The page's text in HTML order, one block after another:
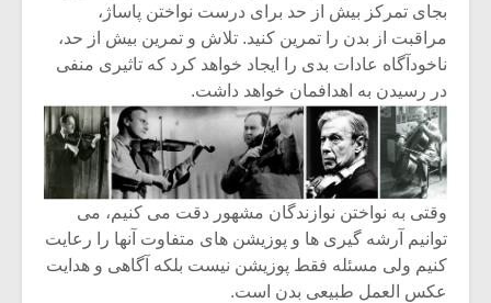
بجای تمرکز بیش از حد برای درست نواختن پاساژ،
مراقبت از بدن را تمرین کنید. تلاش و تمرین بیش از حد،
ناخودآگاه عادات بدی را ایجاد خواهد کرد که تاثیری منفی
در رسیدن به اهدافمان خواهد داشت.
وقتی به نواختن نوازندگان مشهور دقت می کنیم، می
توانیم آرشه گیری ها و پوزیشن های متفاوت آنها را رعایت
کنیم ولی مسئله فقط پوزیشن نیست بلکه آگاهی و هدایت
عکس العمل طبیعی بدن است.